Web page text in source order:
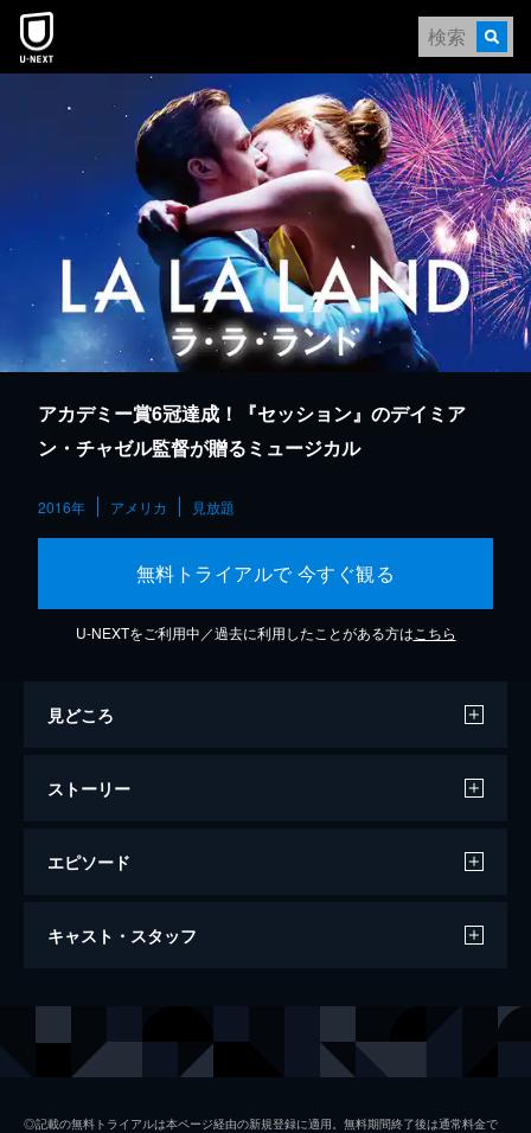
本文へスキップ
アカデミー賞6冠達成！『セッション』のデイミア
ン・チャゼル監督が贈るミュージカル
2016年 アメリカ 見放題
無料トライアルで 今すぐ観る
U-NEXTをご利用中／過去に利用したことがある方は こちら
見どころ
ストーリー
エピソード
ラ・ラ・ランド
キャスト・スタッフ
ミア エマ・ストーン
◎記載の無料トライアルは本ページ経由の新規登録に適用。無料期間終了後は通常料金で